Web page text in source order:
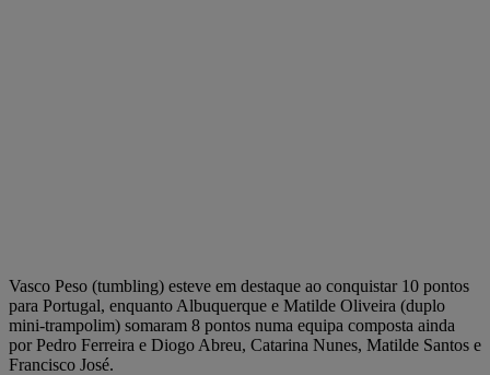
Vasco Peso (tumbling) esteve em destaque ao conquistar 10 pontos
para Portugal, enquanto Albuquerque e Matilde Oliveira (duplo
mini-trampolim) somaram 8 pontos numa equipa composta ainda
por Pedro Ferreira e Diogo Abreu, Catarina Nunes, Matilde Santos e
Francisco José.